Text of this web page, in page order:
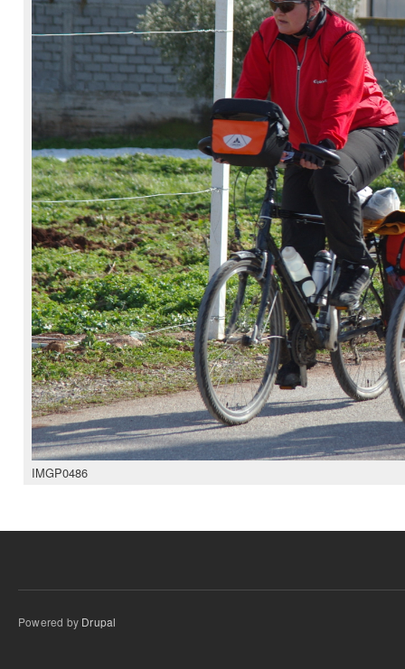
IMGP0486
Powered by Drupal